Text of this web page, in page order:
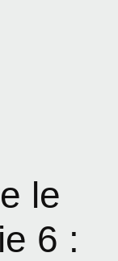
le
6 :